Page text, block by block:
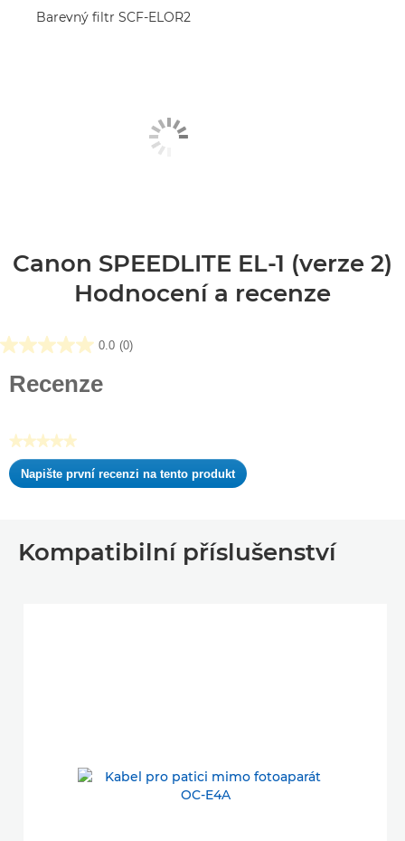
Barevný filtr SCF-ELOR2
Canon SPEEDLITE EL-1 (verze 2)
Hodnocení a recenze
0.0 (0)
0.0
Recenze
★★★★★
Žádná
hodnota
Napište první recenzi na tento produkt
.
otevře
dialogové
Kompatibilní příslušenství